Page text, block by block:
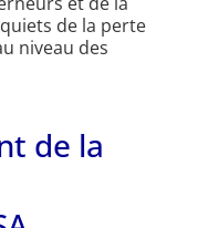
de la perte
niveau des
de la